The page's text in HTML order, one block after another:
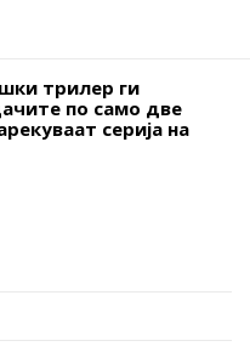
трилер ги
по само две
серија на